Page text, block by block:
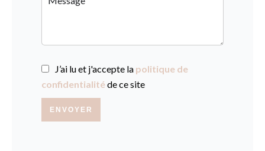
J’ai lu et j'accepte la politique de
confidentialitéde ce site
ENVOYER